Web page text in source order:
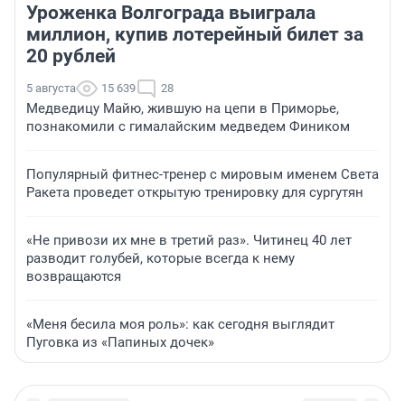
Уроженка Волгограда выиграла
миллион, купив лотерейный билет за
20 рублей
5 августа 15 639 28
Медведицу Майю, жившую на цепи в Приморье,
познакомили с гималайским медведем Фиником
Популярный фитнес-тренер с мировым именем Света
Ракета проведет открытую тренировку для сургутян
«Не привози их мне в третий раз». Читинец 40 лет
разводит голубей, которые всегда к нему
возвращаются
«Меня бесила моя роль»: как сегодня выглядит
Пуговка из «Папиных дочек»